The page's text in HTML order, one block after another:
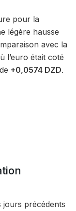
pour la
légère hausse
avec la
l’euro était coté
+0,0574 DZD.
jours précédents